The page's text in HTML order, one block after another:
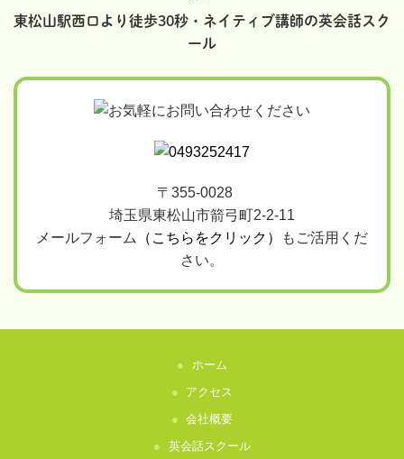
東松山駅西口より徒歩30秒・ネイティブ講師の英会話スク
ール
〒355-0028
埼玉県東松山市箭弓町2-2-11
メールフォーム
（こちらをクリック）
もご活用くだ
さい。
ホーム
アクセス
会社概要
英会話スクール